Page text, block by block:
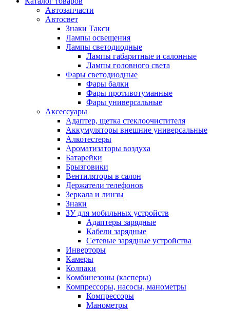
Автозапчасти
Автосвет
Знаки Такси
Лампы освещения
Лампы светодиодные
Лампы габаритные и салонные
Лампы головного света
Фары светодиодные
Фары балки
Фары противотуманные
Фары универсальные
Аксессуары
Адаптер, щетка стеклоочистителя
Аккумуляторы внешние универсальные
Алкотестеры
Ароматизаторы воздуха
Батарейки
Брызговики
Вентиляторы в салон
Держатели телефонов
Зеркала и линзы
Знаки
ЗУ для мобильных устройств
Адаптеры зарядные
Кабели зарядные
Сетевые зарядные устройства
Инверторы
Камеры
Колпаки
Комбинезоны (касперы)
Компрессоры, насосы, манометры
Компрессоры
Манометры